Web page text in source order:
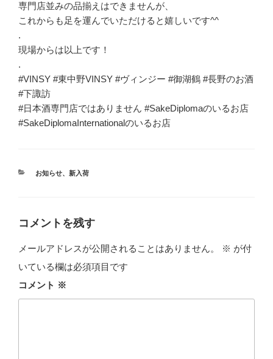
専門店並みの品揃えはできませんが、
これからも足を運んでいただけると嬉しいです^^
.
現場からは以上です！
.
#VINSY #東中野VINSY #ヴィンジー #御湖鶴 #長野のお酒
#下諏訪
#日本酒専門店ではありません #SakeDiplomaのいるお店
#SakeDiplomaInternationalのいるお店
カ
ー
お知らせ、 新入荷
コメントを残す
メールアドレスが公開されることはありません。 ※ が付
いている欄は必須項目です
コメント ※